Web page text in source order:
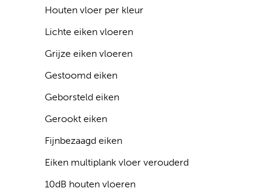
Houten vloer per kleur
Lichte eiken vloeren
Grijze eiken vloeren
Gestoomd eiken
Geborsteld eiken
Gerookt eiken
Fijnbezaagd eiken
Eiken multiplank vloer verouderd
10dB houten vloeren